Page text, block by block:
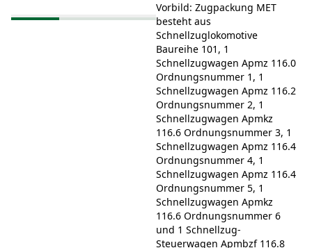
Vorbild: Zugpackung MET
besteht aus
Schnellzuglokomotive
Baureihe 101, 1
Schnellzugwagen Apmz 116.0
Ordnungsnummer 1, 1
Schnellzugwagen Apmz 116.2
Ordnungsnummer 2, 1
Schnellzugwagen Apmkz
116.6 Ordnungsnummer 3, 1
Schnellzugwagen Apmz 116.4
Ordnungsnummer 4, 1
Schnellzugwagen Apmz 116.4
Ordnungsnummer 5, 1
Schnellzugwagen Apmkz
116.6 Ordnungsnummer 6
und 1 Schnellzug-
Steuerwagen Apmbzf 116.8